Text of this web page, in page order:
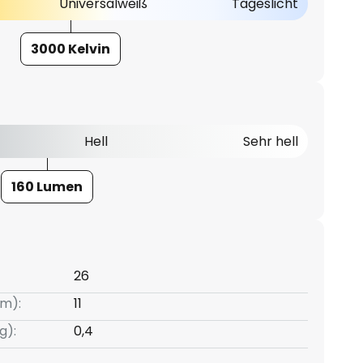
3000 Kelvin
Hell Sehr hell
160 Lumen
26
11
0,4